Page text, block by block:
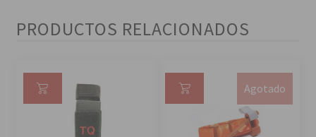
PRODUCTOS RELACIONADOS
Añ
Agotado
Le